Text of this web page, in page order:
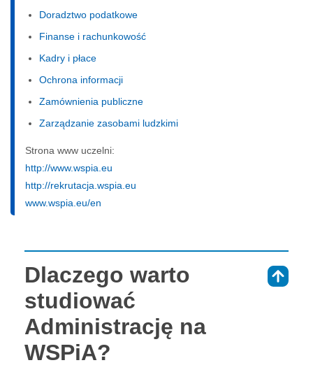
Doradztwo podatkowe
Finanse i rachunkowość
Kadry i płace
Ochrona informacji
Zamównienia publiczne
Zarządzanie zasobami ludzkimi
Strona www uczelni:
http://www.wspia.eu
http://rekrutacja.wspia.eu
www.wspia.eu/en
Dlaczego warto
studiować
Administrację na
WSPiA?